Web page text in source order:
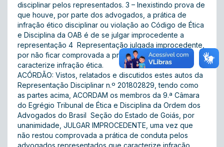
disciplinar pelos representados. 3 – Inexistindo prova de
que houve, por parte dos advogados, a prática de
infração ético disciplinar ou violação ao Código de Ética
e Disciplina da OAB é de se julgar improcedente a
representação 4  Representação julgada improcedente,
por não ficar comprovada a prática de conduta que
caracterize infração ética.
ACÓRDÃO: Vistos, relatados e discutidos estes autos da
Representação Disciplinar n.º 201802829, tendo como
as partes acima, ACORDAM os membros da 9.ª Câmara
do Egrégio Tribunal de Ética e Disciplina da Ordem dos
Advogados do Brasil  Seção do Estado de Goiás, por
unanimidade, JULGAR IMPROCEDENTE, uma vez que
não restou comprovada a prática de conduta pelos
advogados representados que caracterize infração